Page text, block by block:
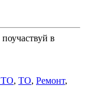
в
ТО, ТО, Ремонт,